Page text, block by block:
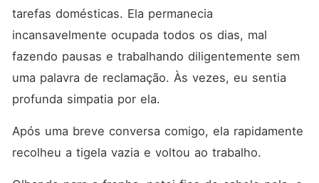
tarefas domésticas. Ela permanecia
incansavelmente ocupada todos os dias, mal
fazendo pausas e trabalhando diligentemente sem
uma palavra de reclamação. Às vezes, eu sentia
profunda simpatia por ela.
Após uma breve conversa comigo, ela rapidamente
recolheu a tigela vazia e voltou ao trabalho.